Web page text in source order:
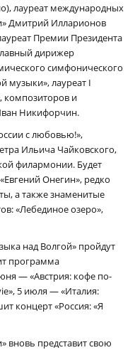
лауреат международных
Дмитрий Илларионов
Премии Президента
дирижер
симфонического
музыки», лауреат I
композиторов и
Никифорчин.
с любовью!»,
Ильича Чайковского,
филармонии. Будет
Онегин», редко
а также знаменитые
«Лебединое озеро»,
над Волгой» пройдут
программа
— «Австрия: кофе по-
5 июля — «Италия:
концерт «Россия: «Я
вновь представит свою